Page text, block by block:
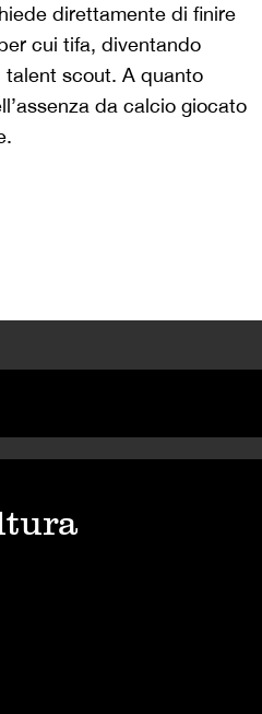
direttamente di finire
cui tifa, diventando
talent scout. A quanto
da calcio giocato